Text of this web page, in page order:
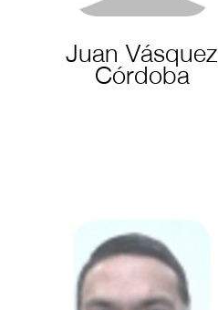
Juan Vásquez
Córdoba